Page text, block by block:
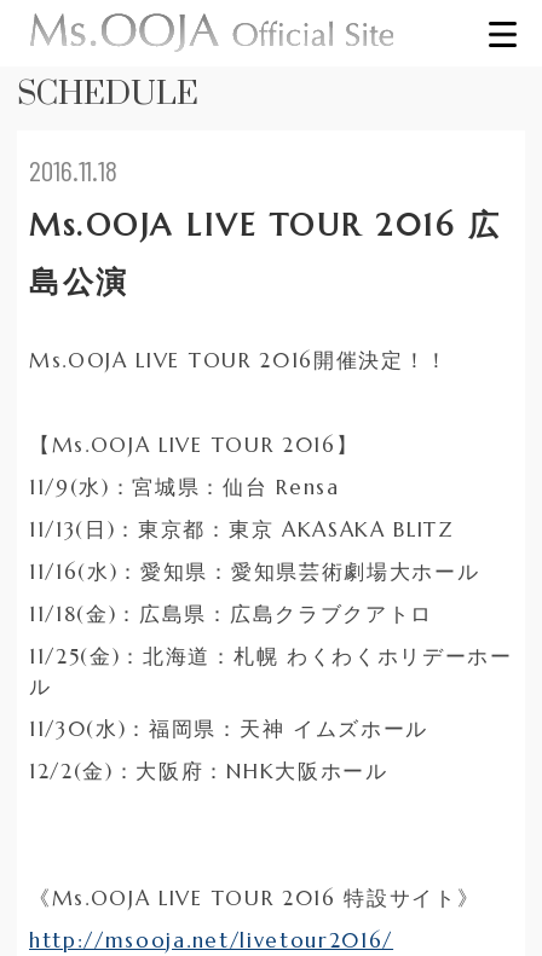
SCHEDULE
2016.11.18
Ms.OOJA LIVE TOUR 2016 広
島公演
Ms.OOJA LIVE TOUR 2016開催決定！！
【Ms.OOJA LIVE TOUR 2016】
11/9(水)：宮城県：仙台 Rensa
11/13(日)：東京都：東京 AKASAKA BLITZ
11/16(水)：愛知県：愛知県芸術劇場大ホール
11/18(金)：広島県：広島クラブクアトロ
11/25(金)：北海道：札幌 わくわくホリデーホー
ル
11/30(水)：福岡県：天神 イムズホール
12/2(金)：大阪府：NHK大阪ホール
《Ms.OOJA LIVE TOUR 2016 特設サイト》
http://msooja.net/livetour2016/